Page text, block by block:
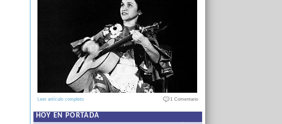
Leer artículo completo 1 Comentario
HOY EN PORTADA